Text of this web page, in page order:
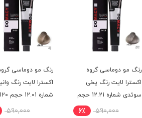
رنگ مو دوماسی گروه
اکسترا لایت رنگ یخی
سوئدی شماره 12.21 حجم
590,000 6٪
رنگ مو دوماسی
اکسترا لایت رنگ
شماره 12.01 حجم 120
590,000